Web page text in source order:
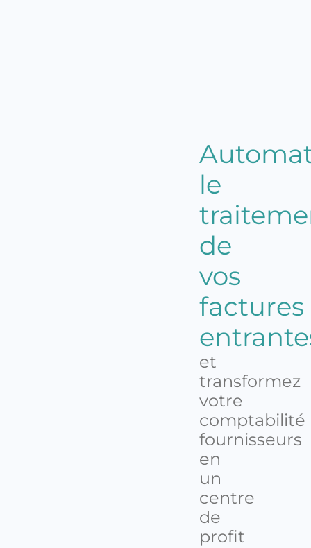
le
de
vos
factures
et
transformez
votre
comptabilité
fournisseurs
en
un
centre
de
profit